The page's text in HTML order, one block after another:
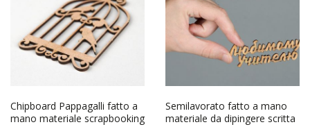
Chipboard Pappagalli fatto a
mano materiale scrapbooking
Semilavorato fatto a mano
materiale da dipingere scritta